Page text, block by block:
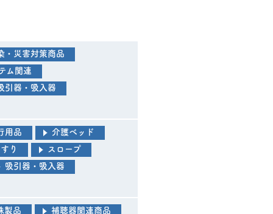
・災害対策商品
ム関連
引器・吸入器
用品
介護ベッド
り
スロープ
吸引器・吸入器
製品 補聴器関連商品